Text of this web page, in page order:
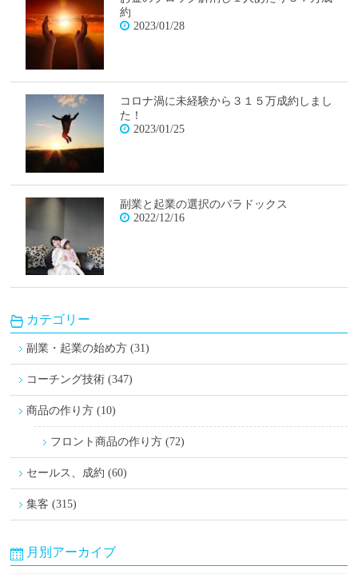
約
2023/01/28
コロナ渦に未経験から３１５万成約しまし
た！
2023/01/25
副業と起業の選択のパラドックス
2022/12/16
カテゴリー
副業・起業の始め方 (31)
コーチング技術 (347)
商品の作り方 (10)
フロント商品の作り方 (72)
セールス、成約 (60)
集客 (315)
月別アーカイブ